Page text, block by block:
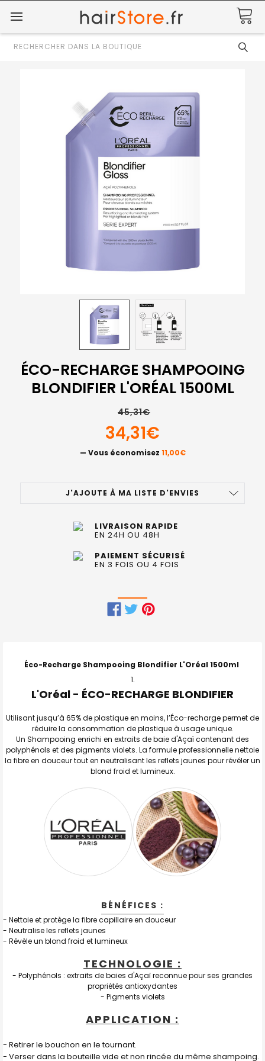
Rechercher
ÉCO-RECHARGE SHAMPOOING
BLONDIFIER L'ORÉAL 1500ML
45,31€
34,31€
— Vous économisez 11,00€
J'AJOUTE À MA LISTE D'ENVIES
LIVRAISON RAPIDE
EN 24H OU 48H
PAIEMENT SÉCURISÉ
EN 3 FOIS OU 4 FOIS
ENSEMBLE
J'AJOUTE
LA
SÉLECTION
AU PANIER
Éco-Recharge Shampooing Blondifier L'Oréal 1500ml
L'Oréal - ÉCO-RECHARGE BLONDIFIER
Utilisant jusqu’à 65% de plastique en moins, l’Éco-recharge permet de
réduire la consommation de plastique à usage unique.
Un Shampooing enrichi en extraits de baie d'Açaï contenant des
polyphénols et des pigments violets. La formule professionnelle nettoie
la fibre en douceur tout en neutralisant les reflets jaunes pour révéler un
blond froid et lumineux.
BÉNÉFICES :
- Nettoie et protège la fibre capillaire en douceur
- Neutralise les reflets jaunes
- Révèle un blond froid et lumineux
TECHNOLOGIE :
- Polyphénols : extraits de baies d'Açaï reconnue pour ses grandes
propriétés antioxydantes
- Pigments violets
APPLICATION :
- Retirer le bouchon en le tournant.
- Verser dans la bouteille vide et non rincée du même shampoing.